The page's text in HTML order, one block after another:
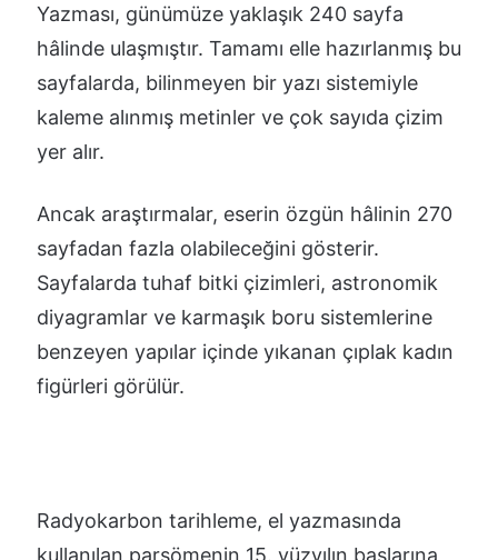
Yazması, günümüze yaklaşık 240 sayfa
hâlinde ulaşmıştır. Tamamı elle hazırlanmış bu
sayfalarda, bilinmeyen bir yazı sistemiyle
kaleme alınmış metinler ve çok sayıda çizim
yer alır.
Ancak araştırmalar, eserin özgün hâlinin 270
sayfadan fazla olabileceğini gösterir.
Sayfalarda tuhaf bitki çizimleri, astronomik
diyagramlar ve karmaşık boru sistemlerine
benzeyen yapılar içinde yıkanan çıplak kadın
figürleri görülür.
Radyokarbon tarihleme, el yazmasında
kullanılan parşömenin 15. yüzyılın başlarına,